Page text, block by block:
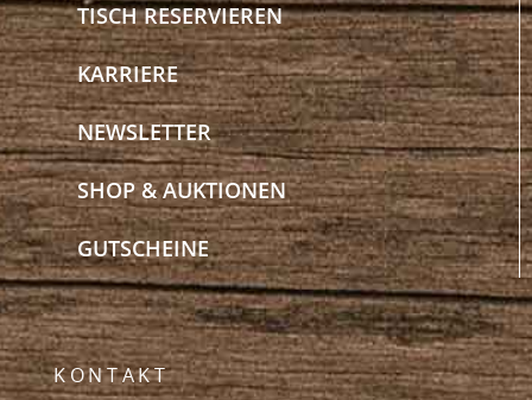
TISCH RESERVIEREN
KARRIERE
NEWSLETTER
SHOP & AUKTIONEN
GUTSCHEINE
KONTAKT